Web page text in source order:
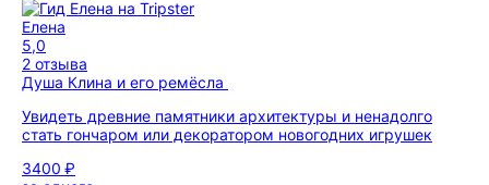
Елена
5,0
2 отзыва
Душа Клина и его ремёсла
Увидеть древние памятники архитектуры и ненадолго
стать гончаром или декоратором новогодних игрушек
3400 ₽